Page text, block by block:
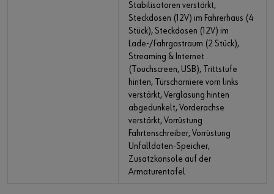
Stabilisatoren verstärkt,
Steckdosen (12V) im Fahrerhaus (4
Stück), Steckdosen (12V) im
Lade-/Fahrgastraum (2 Stück),
Streaming & Internet
(Touchscreen, USB), Trittstufe
hinten, Türscharniere vorn links
verstärkt, Verglasung hinten
abgedunkelt, Vorderachse
verstärkt, Vorrüstung
Fahrtenschreiber, Vorrüstung
Unfalldaten-Speicher,
Zusatzkonsole auf der
Armaturentafel